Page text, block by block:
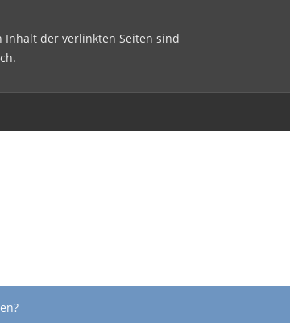
Inhalt der verlinkten Seiten sind